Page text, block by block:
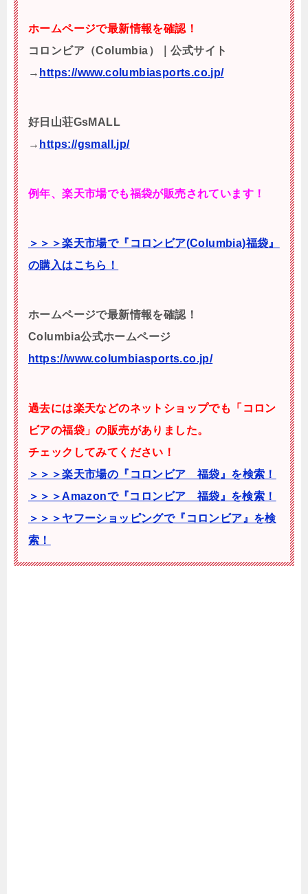
ホームページで最新情報を確認！
コロンビア（Columbia）｜公式サイト
→ https://www.columbiasports.co.jp/
好日山荘GsMALL
→ https://gsmall.jp/
例年、楽天市場でも福袋が販売されています！
＞＞＞楽天市場で『コロンビア(Columbia)福袋』
の購入はこちら！
ホームページで最新情報を確認！
Columbia公式ホームページ
https://www.columbiasports.co.jp/
過去には楽天などのネットショップでも「コロン
ビアの福袋」の販売がありました。
チェックしてみてください！
＞＞＞楽天市場の『コロンビア 福袋』を検索！
＞＞＞Amazonで『コロンビア 福袋』を検索！
＞＞＞ヤフーショッピングで『コロンビア』を検
索！